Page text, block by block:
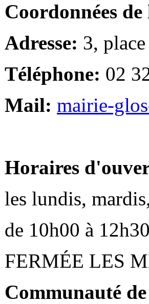
Coordonnées
Adresse: 3,
Téléphone: 02
Mail: mairie-
Horaires
les lundis,
de 10h00 à
FERMÉE LES
Communauté